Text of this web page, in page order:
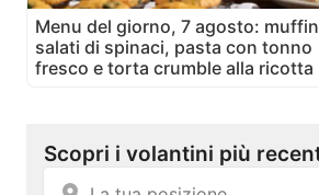
Menu del giorno, 7 agosto: muffin
salati di spinaci, pasta con tonno
fresco e torta crumble alla ricotta